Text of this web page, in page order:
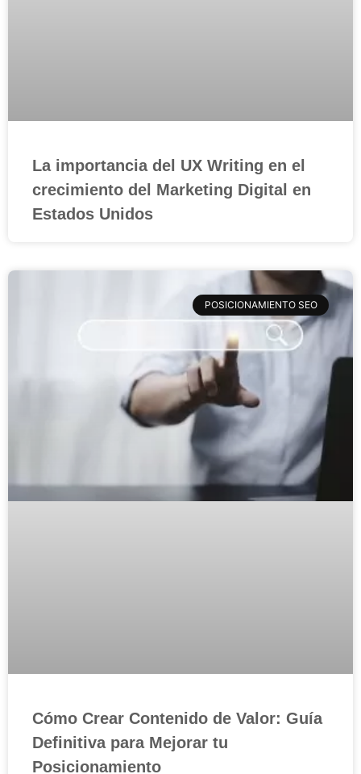
La importancia del UX Writing en el
crecimiento del Marketing Digital en
Estados Unidos
POSICIONAMIENTO SEO
Cómo Crear Contenido de Valor: Guía
Definitiva para Mejorar tu
Posicionamiento